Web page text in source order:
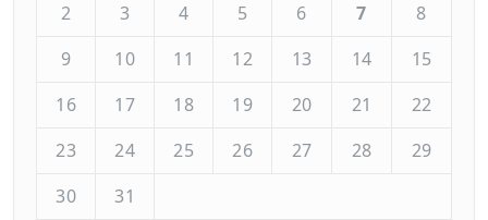
2
3 4 5 6 7
8
9
10 11 12 13 14
15
16
17 18 19 20 21
22
23
24 25 26 27 28
29
30
31